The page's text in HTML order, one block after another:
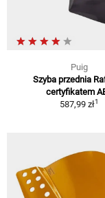
Puig
Szyba przednia
certyfikatem
587,99 zł1